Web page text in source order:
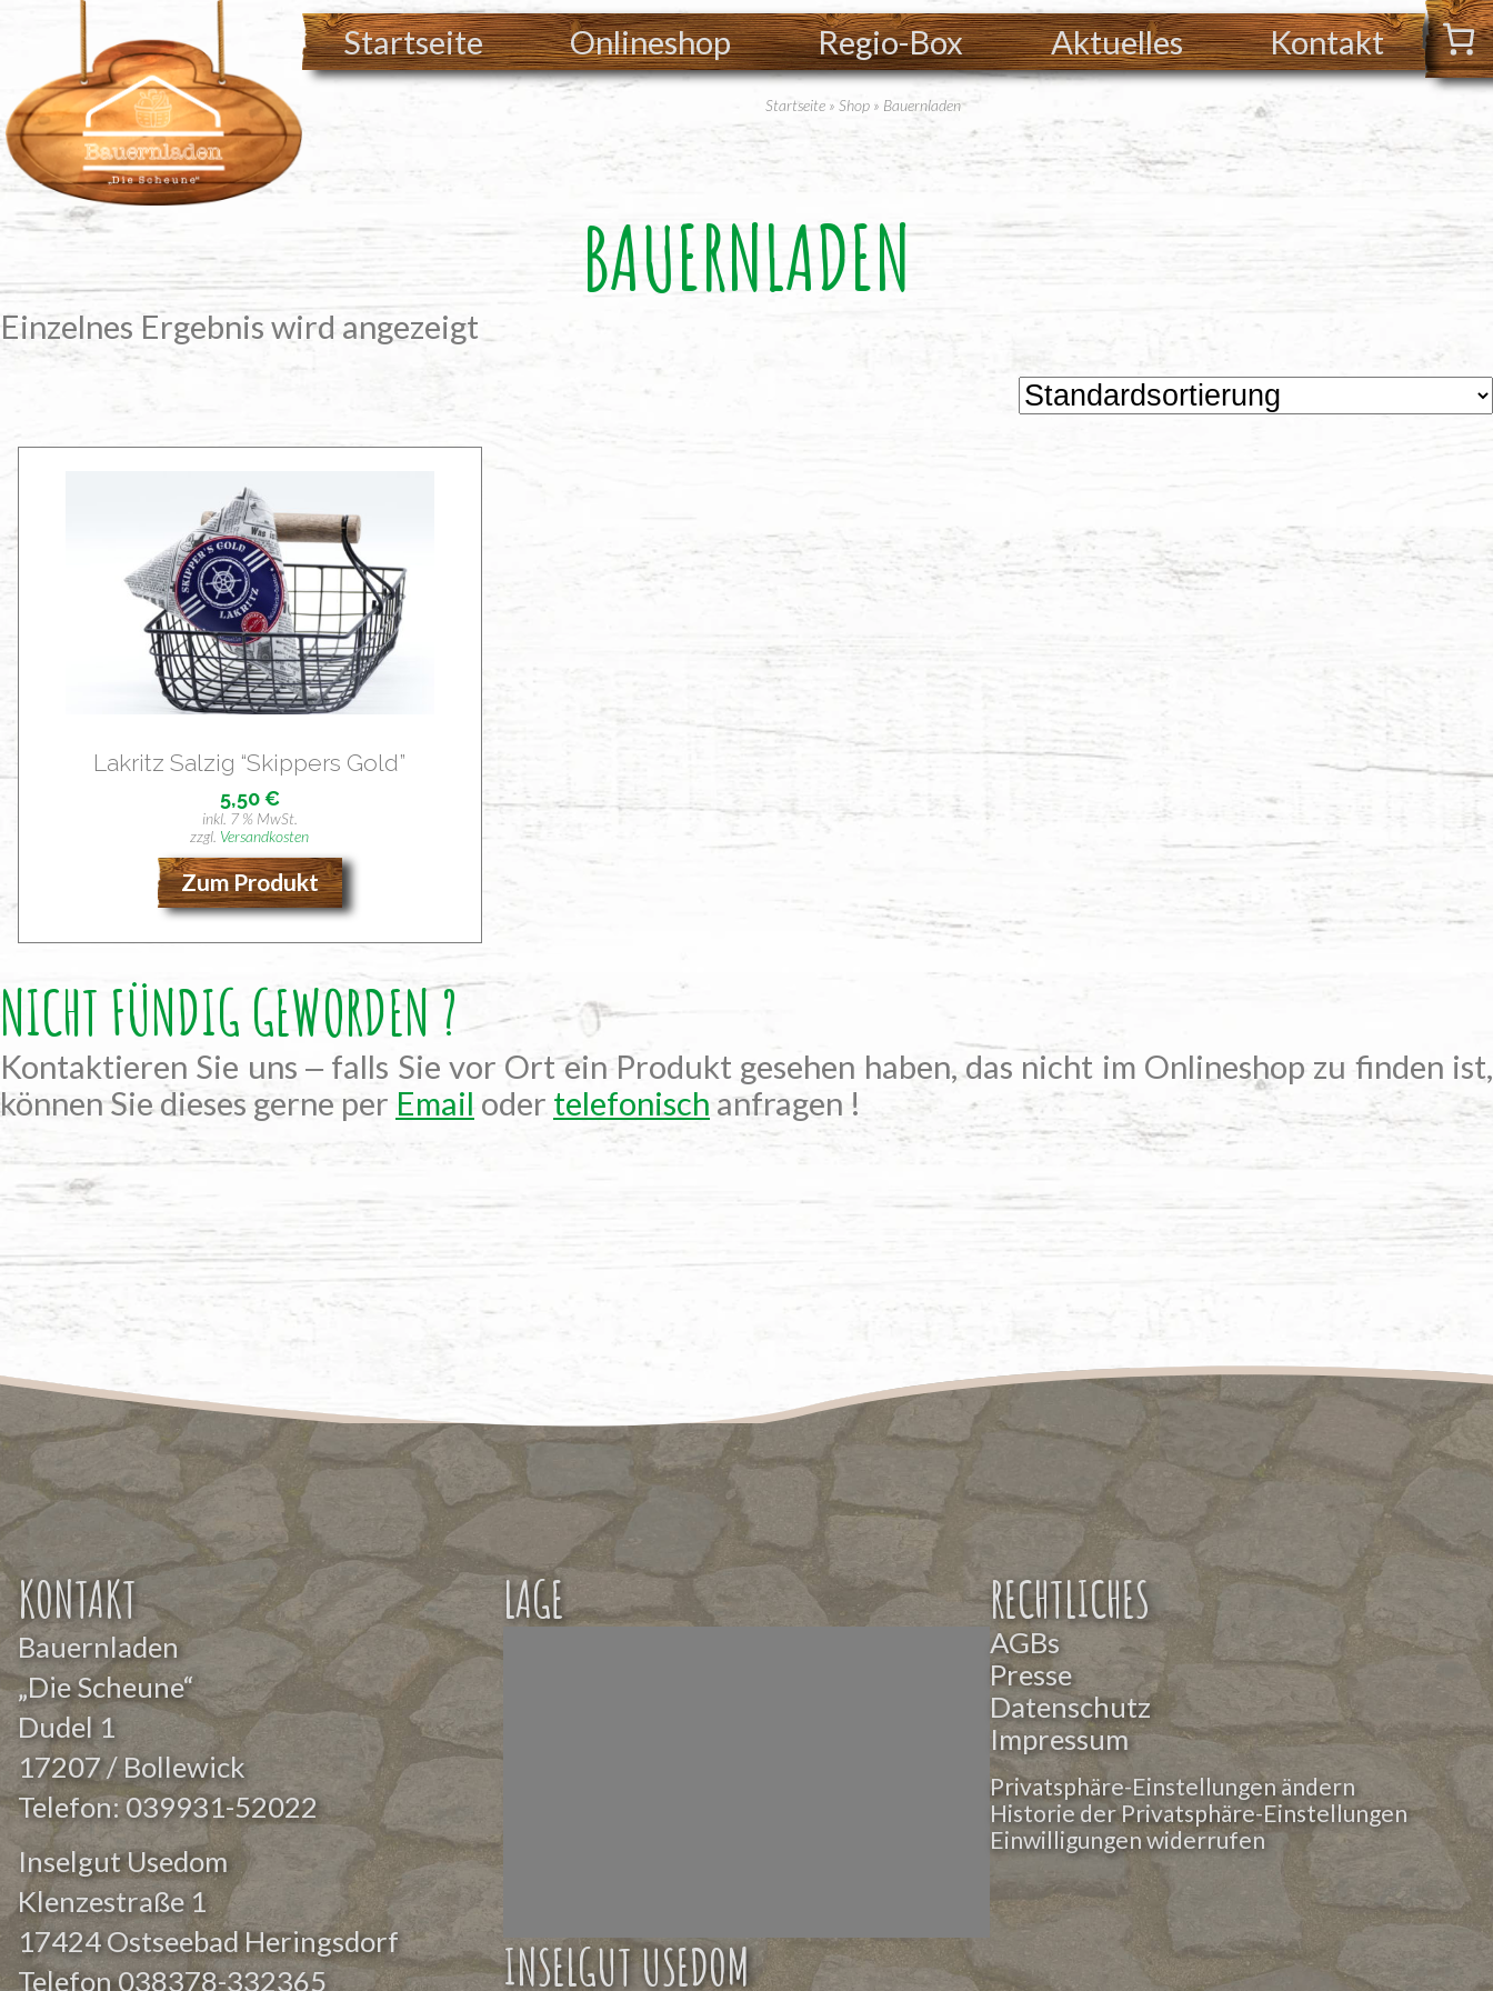
springen
Startseite Onlineshop Regio-Box Aktuelles Kontakt
Startseite »Shop » Bauernladen
BAUERNLADEN
Einzelnes Ergebnis wird angezeigt
Lakritz Sal­zig “Skip­pers Gold”
5,50€
inkl. 7 % MwSt.
zzgl. Versandkosten
Zum Produkt
NICHT FÜNDIG GEWORDEN ?
Kontaktieren Sie uns ‒ falls Sie vor Ort ein Produkt gesehen haben, das nicht im Onlineshop zu finden ist,
können Sie dieses gerne per Email oder telefonisch anfragen !
KONTAKT
Bauernladen
„Die Scheune“
Dudel 1
17207 / Bollewick
Telefon:039931-52022
Inselgut Usedom
Klenzestraße 1
17424 Ostseebad Heringsdorf
Telefon038378-332365
LAGE
INSELGUT USEDOM
RECHTLICHES
AGBs
Presse
Datenschutz
Impressum
Privatsphäre-Einstellungen ändern
Historie der Privatsphäre-Einstellungen
Einwilligungen widerrufen